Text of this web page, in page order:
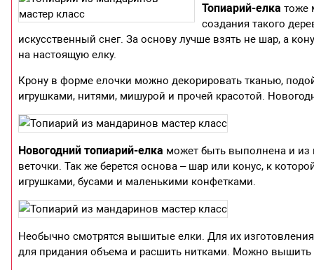
Топиарий-елка тоже
создания такого
искусственный снег. За основу лучше взять не шар, а
на настоящую елку.
Крону в форме елочки можно декорировать тканью,
игрушками, нитями, мишурой и прочей красотой.
Новогодний топиарий-елка может быть выполнена и из
веточки. Так же берется основа – шар или конус, к
игрушками, бусами и маленькими конфетками.
Необычно смотрятся вышитые елки. Для их
для придания объема и расшить нитками. Можно вышить